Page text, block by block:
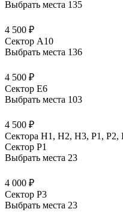
Выбрать места 135
4 500 ₽
Сектор A10
Выбрать места 136
4 500 ₽
Сектор E6
Выбрать места 103
4 500 ₽
Сектора Н1, Н2, Н3, Р1, Р2,
Сектор P1
Выбрать места 23
4 000 ₽
Сектор P3
Выбрать места 23